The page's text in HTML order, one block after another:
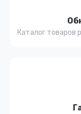
Каталог товаров